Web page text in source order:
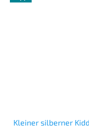
Kleiner silberner